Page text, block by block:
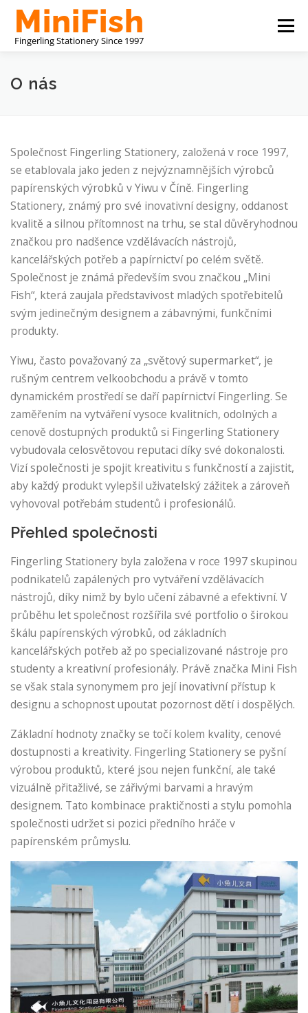
Přeskočit
obsah
Menu
ČÍNSKÝ VÝROBCE PSACÍCH POTŘEB
O nás
Společnost Fingerling Stationery, založená v roce 1997,
se etablovala jako jeden z nejvýznamnějších výrobců
papírenských výrobků v Yiwu v Číně. Fingerling
Stationery, známý pro své inovativní designy, oddanost
kvalitě a silnou přítomnost na trhu, se stal důvěryhodnou
značkou pro nadšence vzdělávacích nástrojů,
kancelářských potřeb a papírnictví po celém světě.
Společnost je známá především svou značkou „Mini
Fish“, která zaujala představivost mladých spotřebitelů
svým jedinečným designem a zábavnými, funkčními
produkty.
Yiwu, často považovaný za „světový supermarket“, je
rušným centrem velkoobchodu a právě v tomto
dynamickém prostředí se daří papírnictví Fingerling. Se
zaměřením na vytváření vysoce kvalitních, odolných a
cenově dostupných produktů si Fingerling Stationery
vybudovala celosvětovou reputaci díky své dokonalosti.
Vizí společnosti je spojit kreativitu s funkčností a zajistit,
aby každý produkt vylepšil uživatelský zážitek a zároveň
vyhovoval potřebám studentů i profesionálů.
Přehled společnosti
Fingerling Stationery byla založena v roce 1997 skupinou
podnikatelů zapálených pro vytváření vzdělávacích
nástrojů, díky nimž by bylo učení zábavné a efektivní. V
průběhu let společnost rozšířila své portfolio o širokou
škálu papírenských výrobků, od základních
kancelářských potřeb až po specializované nástroje pro
studenty a kreativní profesionály. Právě značka Mini Fish
se však stala synonymem pro její inovativní přístup k
designu a schopnost upoutat pozornost dětí i dospělých.
Základní hodnoty značky se točí kolem kvality, cenové
dostupnosti a kreativity. Fingerling Stationery se pyšní
výrobou produktů, které jsou nejen funkční, ale také
vizuálně přitažlivé, se zářivými barvami a hravým
designem. Tato kombinace praktičnosti a stylu pomohla
společnosti udržet si pozici předního hráče v
papírenském průmyslu.